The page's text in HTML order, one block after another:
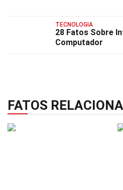
TECNOLOGIA
28 Fatos Sobre
Computador
FATOS